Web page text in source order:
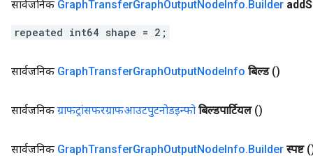
सार्वजनिक GraphTransferGraphOutputNodeInfo.Builder add
repeated int64 shape = 2;
सार्वजनिक GraphTransferGraphOutputNodeInfo बिल्ड ()
सार्वजनिक ग्राफट्रांसफरग्राफआउटपुटनोडइन्फो बिल्डपार्टियल ()
सार्वजनिक GraphTransferGraphOutputNodeInfo.Builder स्पष्ट